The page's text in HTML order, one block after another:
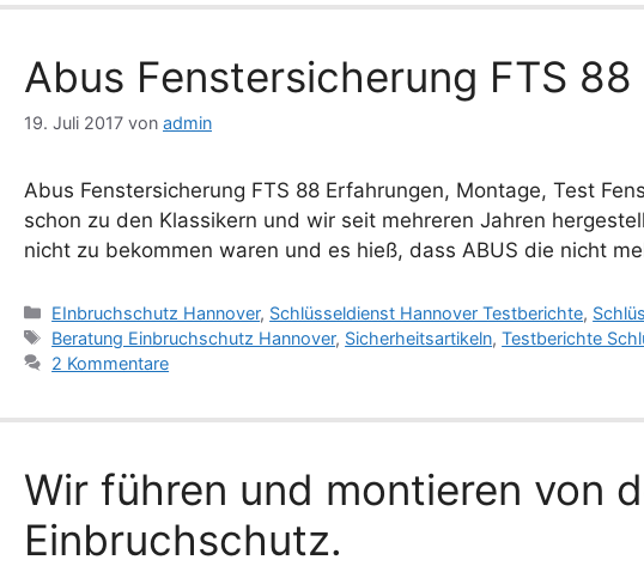
Abus Fenstersicherung FTS
19. Juli 2017 von admin
Abus Fenstersicherung FTS 88 Erfahrungen, Montage, Test
schon zu den Klassikern und wir seit mehreren Jahren
nicht zu bekommen waren und es hieß, dass ABUS die nicht
Kategorien
EInbruchschutz Hannover, Schlüsseldienst Hannover Testberichte,
Schlagwörter
Beratung Einbruchschutz Hannover, Sicherheitsartikeln,Testberichte
2 Kommentare
Wir führen und montieren von
Einbruchschutz.